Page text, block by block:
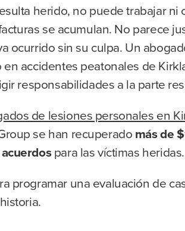
herido, no puede trabajar ni
se acumulan. No parece
ocurrido sin su culpa. Un
en accidentes peatonales de
responsabilidades a la parte
de lesiones personales en
se han recuperado más de
para las víctimas heridas.
programar una evaluación de